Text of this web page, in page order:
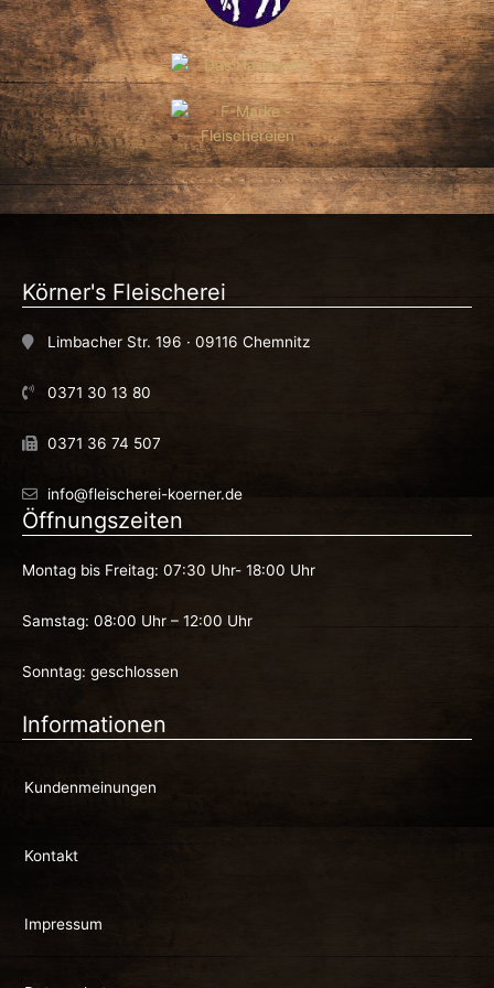
Körner's Fleischerei
Limbacher Str. 196 · 09116 Chemnitz
0371 30 13 80
0371 36 74 507
info@fleischerei-koerner.de
Öffnungszeiten
Montag bis Freitag: 07:30 Uhr- 18:00 Uhr
Samstag: 08:00 Uhr – 12:00 Uhr
Sonntag: geschlossen
Informationen
Kundenmeinungen
Kontakt
Impressum